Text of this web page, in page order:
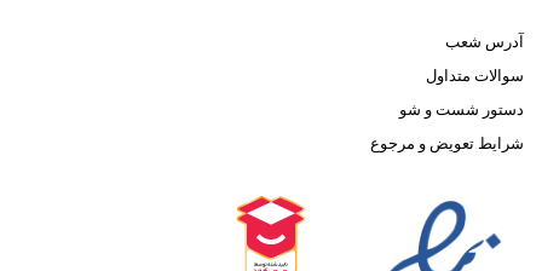
آدرس شعب
سوالات متداول
دستور شست و شو
شرایط تعویض و مرجوع